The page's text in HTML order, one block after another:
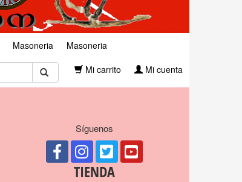
Masoneria
Masoneria
Mi carrito
Mi cuenta
Síguenos
TIENDA